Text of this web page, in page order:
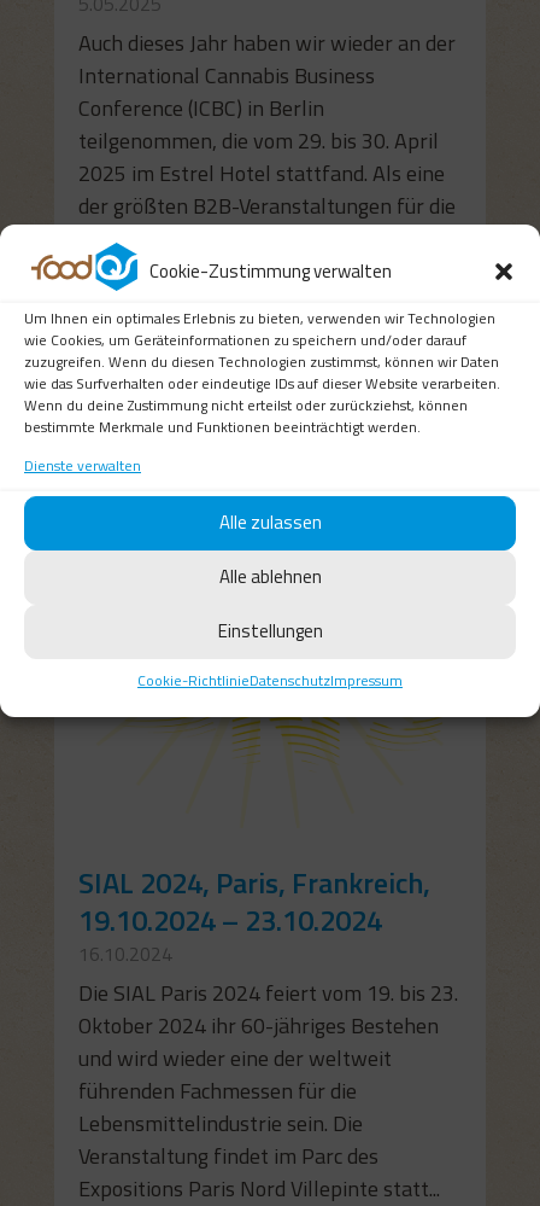
Cookie-Zustimmung verwalten
Um Ihnen ein optimales Erlebnis zu bieten, verwenden wir Technologien
wie Cookies, um Geräteinformationen zu speichern und/oder darauf
zuzugreifen. Wenn du diesen Technologien zustimmst, können wir Daten
wie das Surfverhalten oder eindeutige IDs auf dieser Website verarbeiten.
Wenn du deine Zustimmung nicht erteilst oder zurückziehst, können
bestimmte Merkmale und Funktionen beeinträchtigt werden.
Dienste verwalten
Alle zulassen
Alle ablehnen
Einstellungen
Cookie-RichtlinieDatenschutzImpressum
Auch dieses Jahr haben wir wieder an der
International Cannabis Business
Conference (ICBC) in Berlin
teilgenommen, die vom 29. bis 30. April
2025 im Estrel Hotel stattfand. Als eine
der größten B2B-Veranstaltungen für die
europäische...
mehr lesen
SIAL 2024, Paris, Frankreich,
19.10.2024 – 23.10.2024
16.10.2024
Die SIAL Paris 2024 feiert vom 19. bis 23.
Oktober 2024 ihr 60-jähriges Bestehen
und wird wieder eine der weltweit
führenden Fachmessen für die
Lebensmittelindustrie sein. Die
Veranstaltung findet im Parc des
Expositions Paris Nord Villepinte statt...